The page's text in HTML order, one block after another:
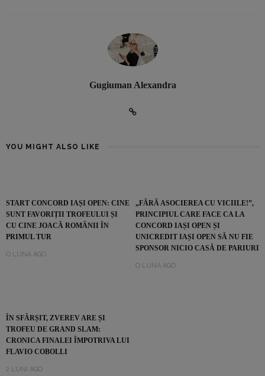
Gugiuman Alexandra
YOU MIGHT ALSO LIKE
START CONCORD IAȘI OPEN: CINE
SUNT FAVORIȚII TROFEULUI ȘI
CU CINE JOACĂ ROMÂNII ÎN
PRIMUL TUR
O LUNĂ AGO
„FĂRĂ ASOCIEREA CU VICIILE!”,
PRINCIPIUL CARE FACE CA LA
CONCORD IAȘI OPEN ȘI
UNICREDIT IAȘI OPEN SĂ NU FIE
SPONSOR NICIO CASĂ DE PARIURI
O LUNĂ AGO
ÎN SFÂRȘIT, ZVEREV ARE ȘI
TROFEU DE GRAND SLAM:
CRONICA FINALEI ÎMPOTRIVA LUI
FLAVIO COBOLLI
2 LUNI AGO